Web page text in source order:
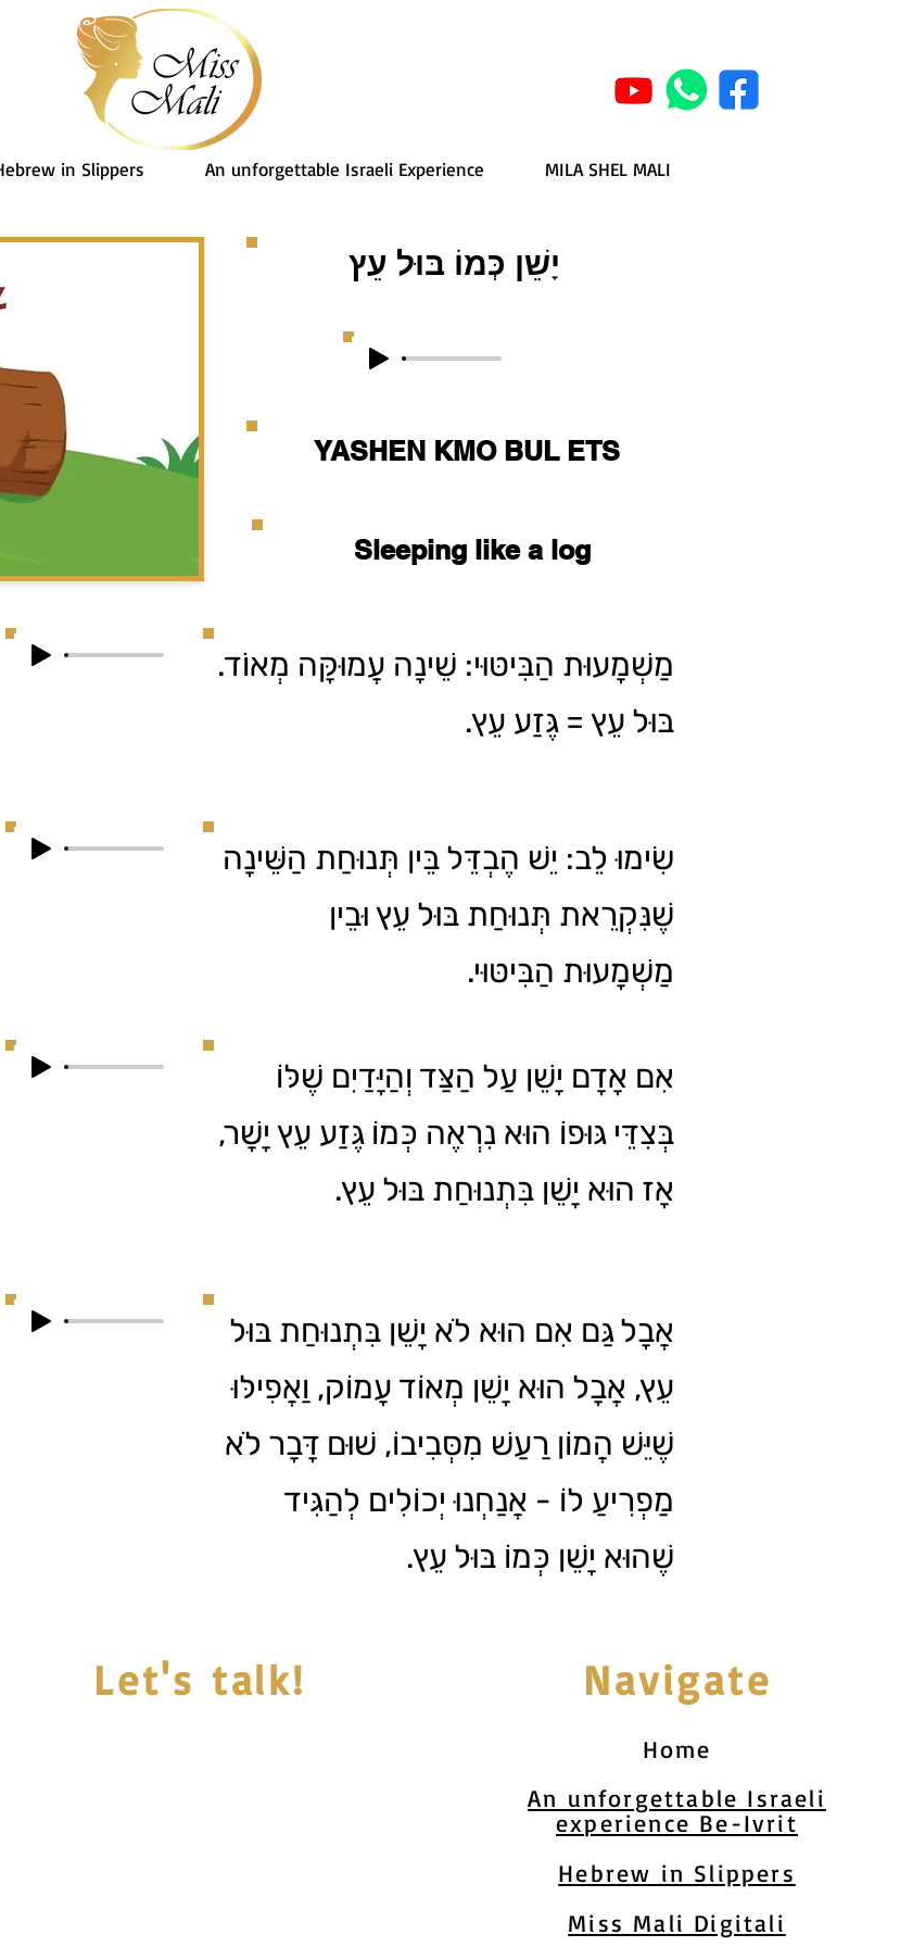
in Slippers An unforgettable Israeli Experience MILA SHEL MALI
יָשֵׁן כְּמוֹ בּוּל עֵץ
YASHEN KMO BUL ETS
Sleeping like a log
מַשְׁמָעוּת הַבִּיטּוּי: שֵׁינָה עֲמוּקָּה מְאוֺד.
בּוּל עֵץ = גֶּזַע עֵץ.
שִׂימוּ לֵב: יֵשׁ הֶבְדֵּל בֵּין תְּנוּחַת הַשֵּׁינָה
שֶׁנִּקְרֵאת תְּנוּחַת בּוּל עֵץ וּבֵין
מַשְׁמָעוּת הַבִּיטּוּי.
אִם אָדָם יָשֵׁן עַל הַצַּד וְהַיָּדַיִם שֶׁלּוֹ
בְּצִדֵּי גּוּפוֹ הוּא נִרְאֶה כְּמוֹ גֶּזַע עֵץ יָשָׁר,
אָז הוּא יָשֵׁן בִּתְנוּחַת בּוּל עֵץ.
אֲבָל גַּם אִם הוּא לֹא יָשֵׁן בִּתְנוּחַת בּוּל
עֵץ, אֲבָל הוּא יָשֵׁן מְאוֹד עָמוֹק, וַאֲפִילּוּ
שֶׁיֵּשׁ הֲמוֹן רַעַשׁ מִסְּבִיבוֹ, שׁוּם דָּבָר לֹא
מַפְרִיעַ לוֹ - אֲנַחְנוּ יְכוֹלִים לְהַגִּיד
שֶׁהוּא יָשֵׁן כְּמוֹ בּוּל עֵץ.
Let's talk! Navigate
Home
An unforgettable Israeli
experience Be-Ivrit
Hebrew in Slippers
Miss Mali Digitali